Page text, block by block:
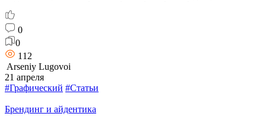
0
0
112
Arseniy Lugovoi
21 апреля
#Графический #Статьи
Брендинг и айдентика